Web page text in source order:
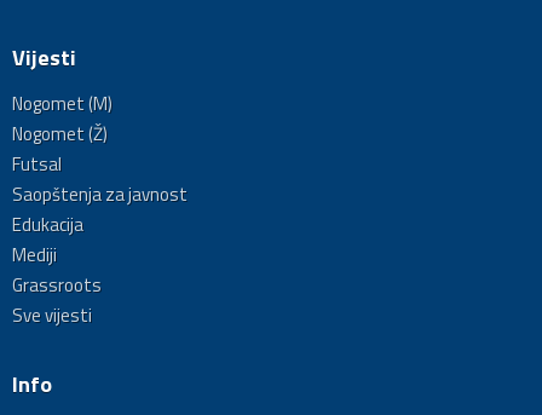
Vijesti
Nogomet (M)
Nogomet (Ž)
Futsal
Saopštenja za javnost
Edukacija
Mediji
Grassroots
Sve vijesti
Info